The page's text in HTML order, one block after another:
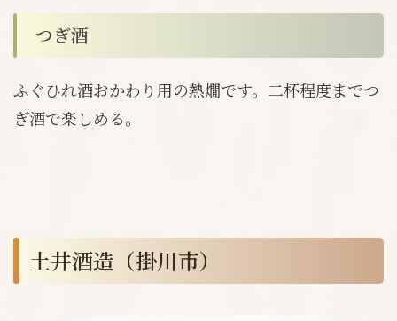
つぎ酒
ふぐひれ酒おかわり用の熱燗です。二杯程度までつ
ぎ酒で楽しめる。
土井酒造（掛川市）